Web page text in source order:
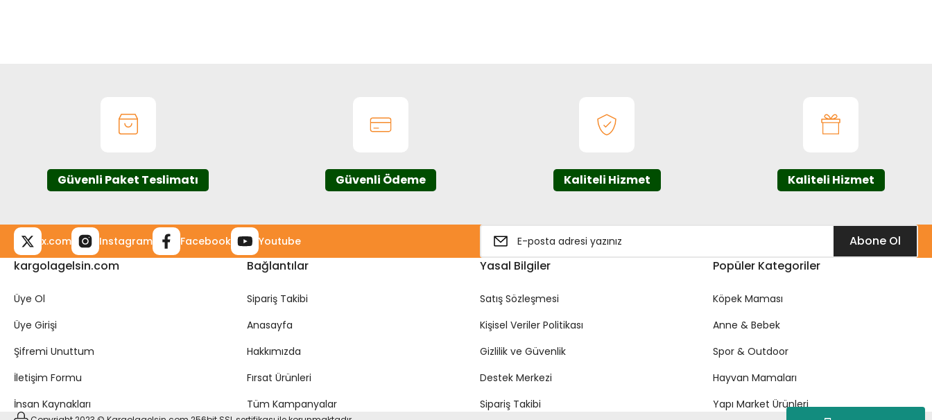
Güvenli Paket Teslimatı Güvenli Ödeme Kaliteli Hizmet Kaliteli Hizmet
x.com Instagram Facebook Youtube
Abone Ol
kargolagelsin.com
Üye Ol
Üye Girişi
Şifremi Unuttum
İletişim Formu
İnsan Kaynakları
Bağlantılar
Sipariş Takibi
Anasayfa
Hakkımızda
Fırsat Ürünleri
Tüm Kampanyalar
Yasal Bilgiler
Satış Sözleşmesi
Kişisel Veriler Politikası
Gizlilik ve Güvenlik
Destek Merkezi
Sipariş Takibi
Popüler Kategoriler
Köpek Maması
Anne & Bebek
Spor & Outdoor
Hayvan Mamaları
Yapı Market Ürünleri